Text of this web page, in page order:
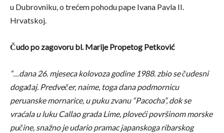
u Dubrovniku, o trećem pohodu pape Ivana Pavla II.
Hrvatskoj.
Čudo po zagovoru bl. Marije Propetog Petković
“…dana 26. mjeseca kolovoza godine 1988. zbio se čudesni
događaj. Predvečer, naime, toga dana podmornicu
peruanske mornarice, u puku zvanu “Pacocha”, dok se
vraćala u luku Callao grada Lime, ploveći površinom morske
pučine, snažno je udario pramac japanskoga ribarskog